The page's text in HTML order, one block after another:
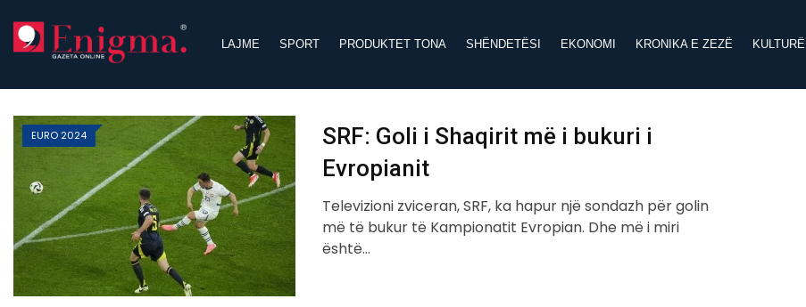
content
LAJME SPORT PRODUKTET TONA SHËNDETËSI EKONOMI KRONIKA E ZEZË KULTURË
EURO 2024
SRF: Goli i Shaqirit më i bukuri i
Evropianit
Televizioni zviceran, SRF, ka hapur një sondazh për golin
më të bukur të Kampionatit Evropian. Dhe më i miri
është…